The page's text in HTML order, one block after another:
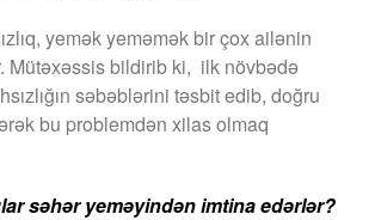
yemək yeməmək bir çox ailənin
Mütəxəssis bildirib ki, ilk növbədə
səbəblərini təsbit edib, doğru
bu problemdən xilas olmaq
səhər yeməyindən imtina edərlər?